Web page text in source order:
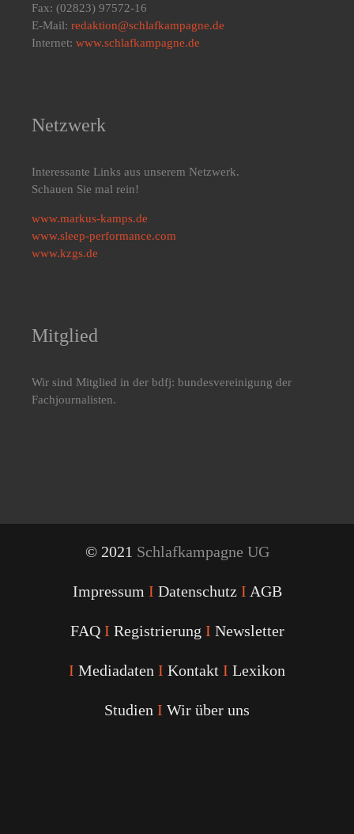
Fax: (02823) 97572-16
E-Mail: redaktion@schlafkampagne.de
Internet: www.schlafkampagne.de
Netzwerk
Interessante Links aus unserem Netzwerk.
Schauen Sie mal rein!
www.markus-kamps.de
www.sleep-performance.com
www.kzgs.de
Mitglied
Wir sind Mitglied in der bdfj: bundesvereinigung der
Fachjournalisten.
© 2021 Schlafkampagne UG
Impressum I Datenschutz I AGB
FAQ I Registrierung I Newsletter
I Mediadaten I Kontakt I Lexikon
Studien I Wir über uns